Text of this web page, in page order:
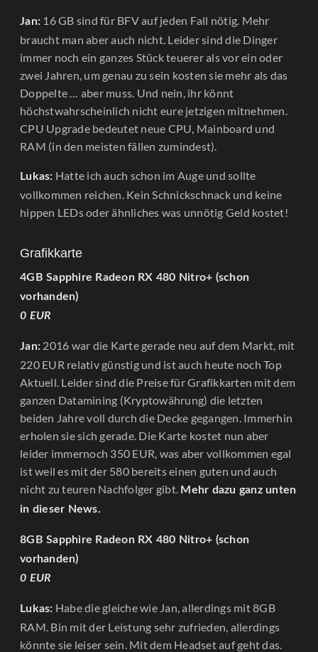
Jan: 16 GB sind für BFV auf jeden Fall nötig. Mehr
braucht man aber auch nicht. Leider sind die Dinger
immer noch ein ganzes Stück teuerer als vor ein oder
zwei Jahren, um genau zu sein kosten sie mehr als das
Doppelte … aber muss. Und nein, ihr könnt
höchstwahrscheinlich nicht eure jetzigen mitnehmen.
CPU Upgrade bedeutet neue CPU, Mainboard und
RAM (in den meisten fällen zumindest).
Lukas: Hatte ich auch schon im Auge und sollte
vollkommen reichen. Kein Schnickschnack und keine
hippen LEDs oder ähnliches was unnötig Geld kostet!
Grafikkarte
4GB Sapphire Radeon RX 480 Nitro+ (schon
vorhanden)
0 EUR
Jan: 2016 war die Karte gerade neu auf dem Markt, mit
220 EUR relativ günstig und ist auch heute noch Top
Aktuell. Leider sind die Preise für Grafikkarten mit dem
ganzen Datamining (Kryptowährung) die letzten
beiden Jahre voll durch die Decke gegangen. Immerhin
erholen sie sich gerade. Die Karte kostet nun aber
leider immernoch 350 EUR, was aber vollkommen egal
ist weil es mit der 580 bereits einen guten und auch
nicht zu teuren Nachfolger gibt. Mehr dazu ganz unten
in dieser News.
8GB Sapphire Radeon RX 480 Nitro+ (schon
vorhanden)
0 EUR
Lukas: Habe die gleiche wie Jan, allerdings mit 8GB
RAM. Bin mit der Leistung sehr zufrieden, allerdings
könnte sie leiser sein. Mit dem Headset auf geht das.